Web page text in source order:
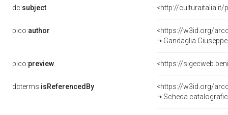
dc:subject <http://
pico:author
<https://w3id.org/
Gandaglia
pico:preview
dcterms:isReferencedBy
<https://w3id.org/
Scheda